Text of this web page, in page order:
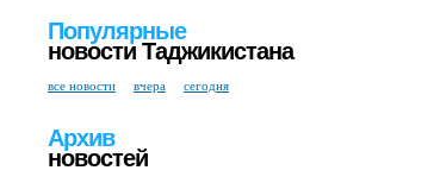
Популярные
новости Таджикистана
все новости вчера сегодня
Архив
новостей